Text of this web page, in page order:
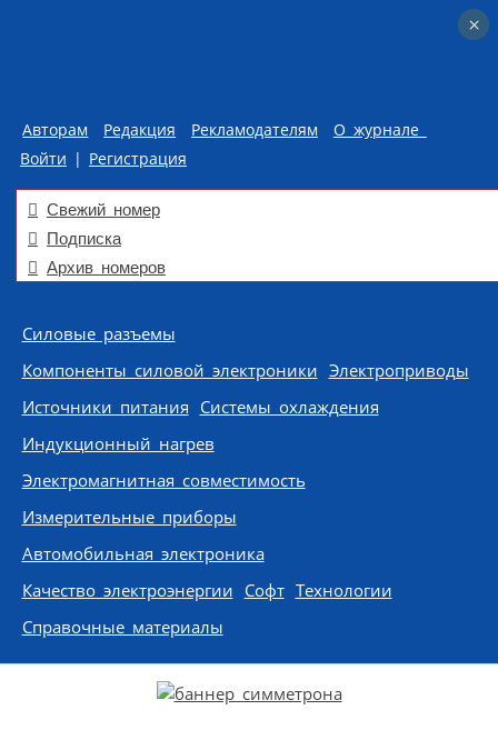
Авторам Редакция Рекламодателям
О журнале
Войти | Регистрация
Свежий номер
Подписка
Архив номеров
Skip to content
Силовые разъемы
Компоненты силовой электроники Электроприводы
Источники питания Системы охлаждения
Индукционный нагрев
Электромагнитная совместимость
Измерительные приборы
Автомобильная электроника
Качество электроэнергии Софт Технологии
Справочные материалы
×
×